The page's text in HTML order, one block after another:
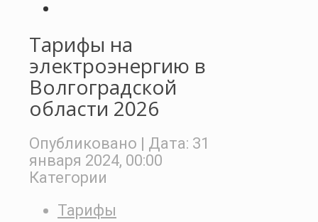
Тарифы на
электроэнергию в
Волгоградской
области 2026
Опубликовано | Дата: 31
января 2024, 00:00
Категории
Тарифы